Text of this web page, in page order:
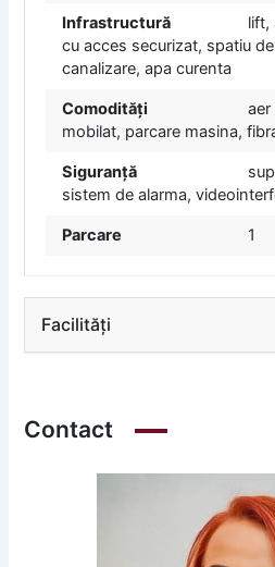
Infrastructură
lift,
cu acces securizat, spatiu
canalizare, apa curenta
Comodități
mobilat, parcare masina,
Siguranță
sistem de alarma,
Parcare 1
Facilități
Contact